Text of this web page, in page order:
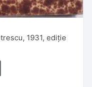
1931, ediție